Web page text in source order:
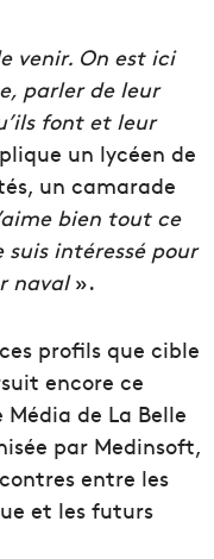
venir. On est ici
parler de leur
font et leur
un lycéen de
un camarade
bien tout ce
intéressé pour
naval».
profils que cible
encore ce
de La Belle
par Medinsoft,
entre les
et les futurs